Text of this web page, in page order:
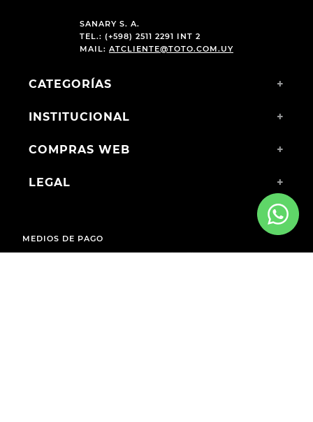
SANARY S. A.
TEL.: (+598) 2511 2291 INT 2
MAIL: ATCLIENTE@TOTO.COM.UY
CATEGORÍAS +
INSTITUCIONAL +
COMPRAS WEB +
LEGAL +
MEDIOS DE PAGO